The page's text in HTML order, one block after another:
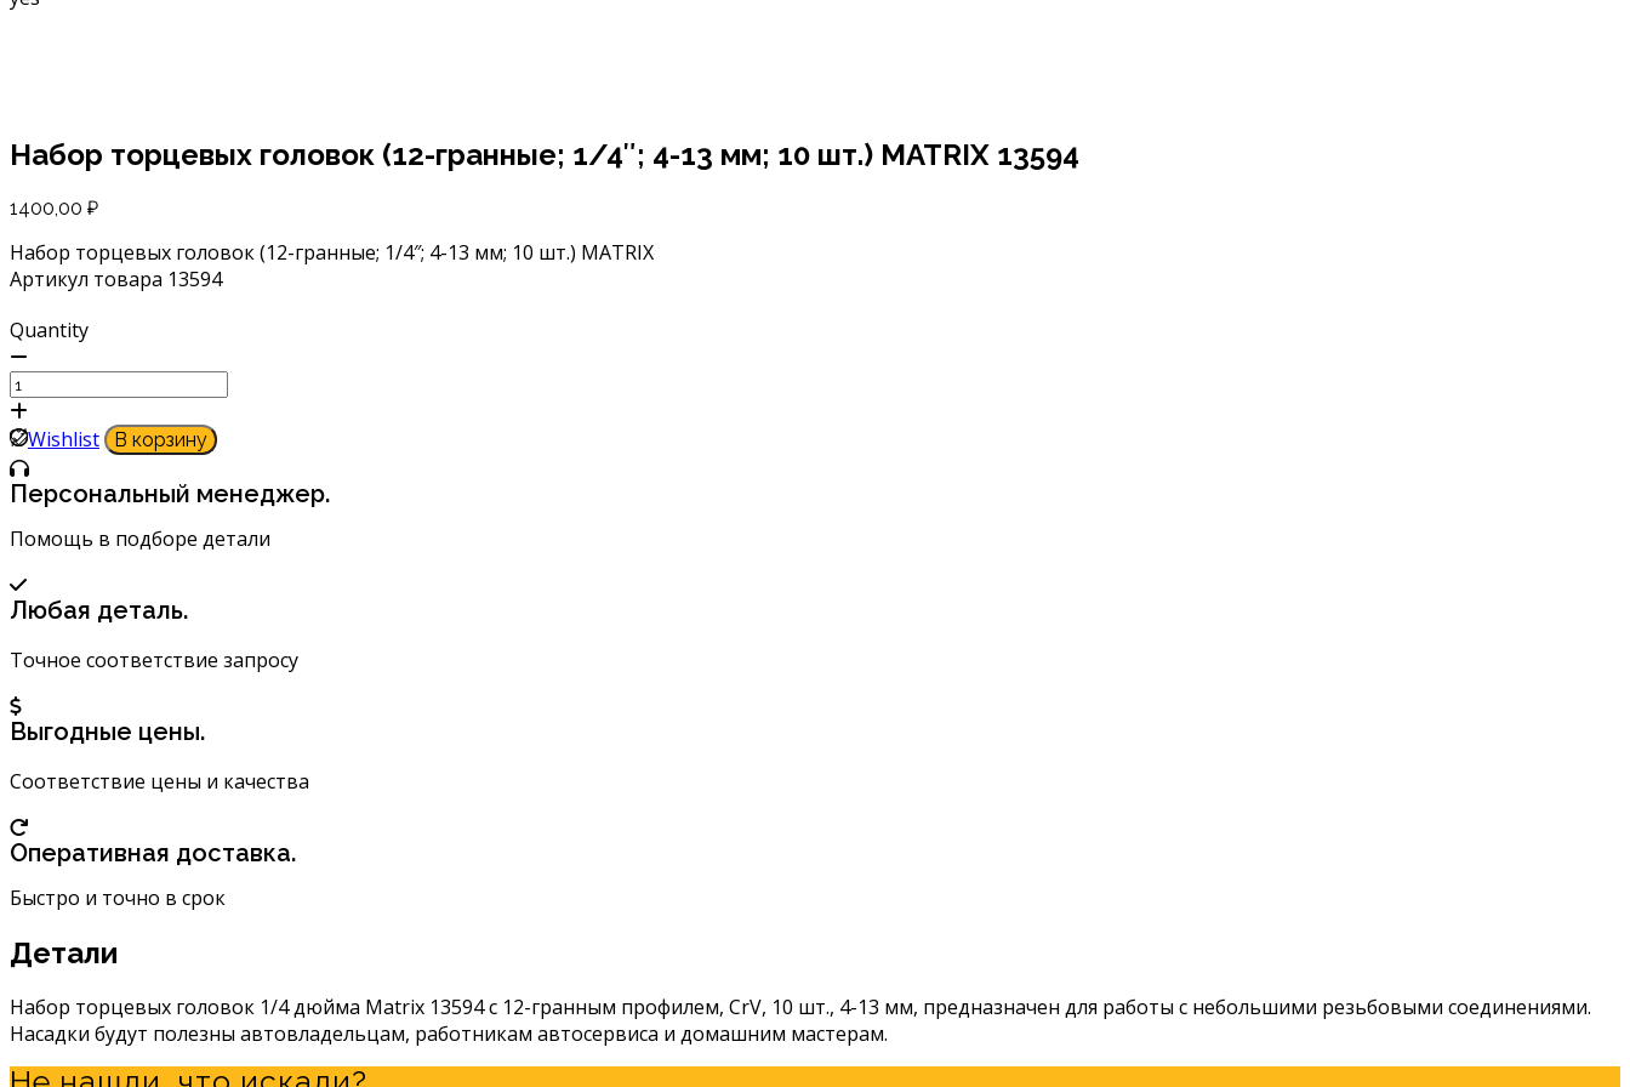
Набор торцевых головок (12-гранные; 1/4″; 4-13 мм; 10 шт.) MATRIX 13594
1400,00 ₽
Набор торцевых головок (12-гранные; 1/4″; 4-13 мм; 10 шт.) MATRIX
Артикул товара 13594
Quantity
Количество
товара
Набор
торцевых
головок
гранные;
4-
13
мм;
10
шт.)
MATRIX
Wishlist В корзину
Персональный менеджер.
Помощь в подборе детали
Любая деталь.
Точное соответствие запросу
Выгодные цены.
Соответствие цены и качества
Оперативная доставка.
Быстро и точно в срок
Детали
Набор торцевых головок 1/4 дюйма Matrix 13594 с 12-гранным профилем, CrV, 10 шт., 4-13 мм, предназначен для работы с небольшими резьбовыми соединениями.
Насадки будут полезны автовладельцам, работникам автосервиса и домашним мастерам.